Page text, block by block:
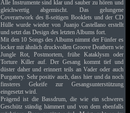
Alle Instrumente sind klar und sauber zu hören und
gleichwertig abgemischt. Das gelungene
Coverartwork des 8-seitigen Booklets und der CD
Hülle wurde wieder von Juanjo Castellano erstellt
und setzt das Design des letzten Albums fort.
Mit den 10 Songs des Albums nimmt der Fünfer es
locker mit ähnlich druckvollen Groove Deathern wie
Jungle Rot, Postmortem, frühe Kataklysm oder
Torture Killer auf. Der Gesang kommt tief und
düster daher und erinnert teils an Vader oder auch
Purgatory. Sehr positiv auch, dass hier und da noch
finsteres Gekeife zur Gesangsunterstützung
eingesetzt wird.
Prägend ist die Bassdrum, die wie ein schweres
Geschütz ständig hämmert und von dem ebenfalls